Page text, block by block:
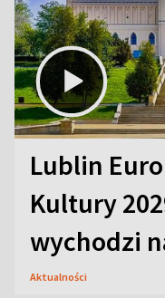
Lublin
Kultury
wychodzi
Aktualności